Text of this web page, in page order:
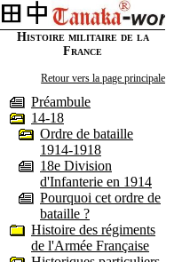
Histoire militaire de la
France
Retour vers la page principale
Préambule
14-18
Ordre de bataille
1914-1918
18e Division
d'Infanterie en 1914
Pourquoi cet ordre de
bataille ?
Histoire des régiments
de l'Armée Française